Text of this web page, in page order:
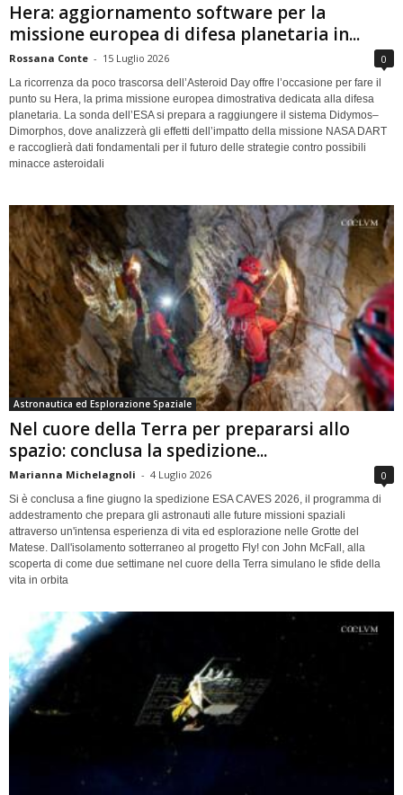
Hera: aggiornamento software per la
missione europea di difesa planetaria in...
Rossana Conte - 15 Luglio 2026 0
La ricorrenza da poco trascorsa dell’Asteroid Day offre l’occasione per fare il
punto su Hera, la prima missione europea dimostrativa dedicata alla difesa
planetaria. La sonda dell’ESA si prepara a raggiungere il sistema Didymos–
Dimorphos, dove analizzerà gli effetti dell’impatto della missione NASA DART
e raccoglierà dati fondamentali per il futuro delle strategie contro possibili
minacce asteroidali
Astronautica ed Esplorazione Spaziale
Nel cuore della Terra per prepararsi allo
spazio: conclusa la spedizione...
Marianna Michelagnoli - 4 Luglio 2026 0
Si è conclusa a fine giugno la spedizione ESA CAVES 2026, il programma di
addestramento che prepara gli astronauti alle future missioni spaziali
attraverso un'intensa esperienza di vita ed esplorazione nelle Grotte del
Matese. Dall'isolamento sotterraneo al progetto Fly! con John McFall, alla
scoperta di come due settimane nel cuore della Terra simulano le sfide della
vita in orbita